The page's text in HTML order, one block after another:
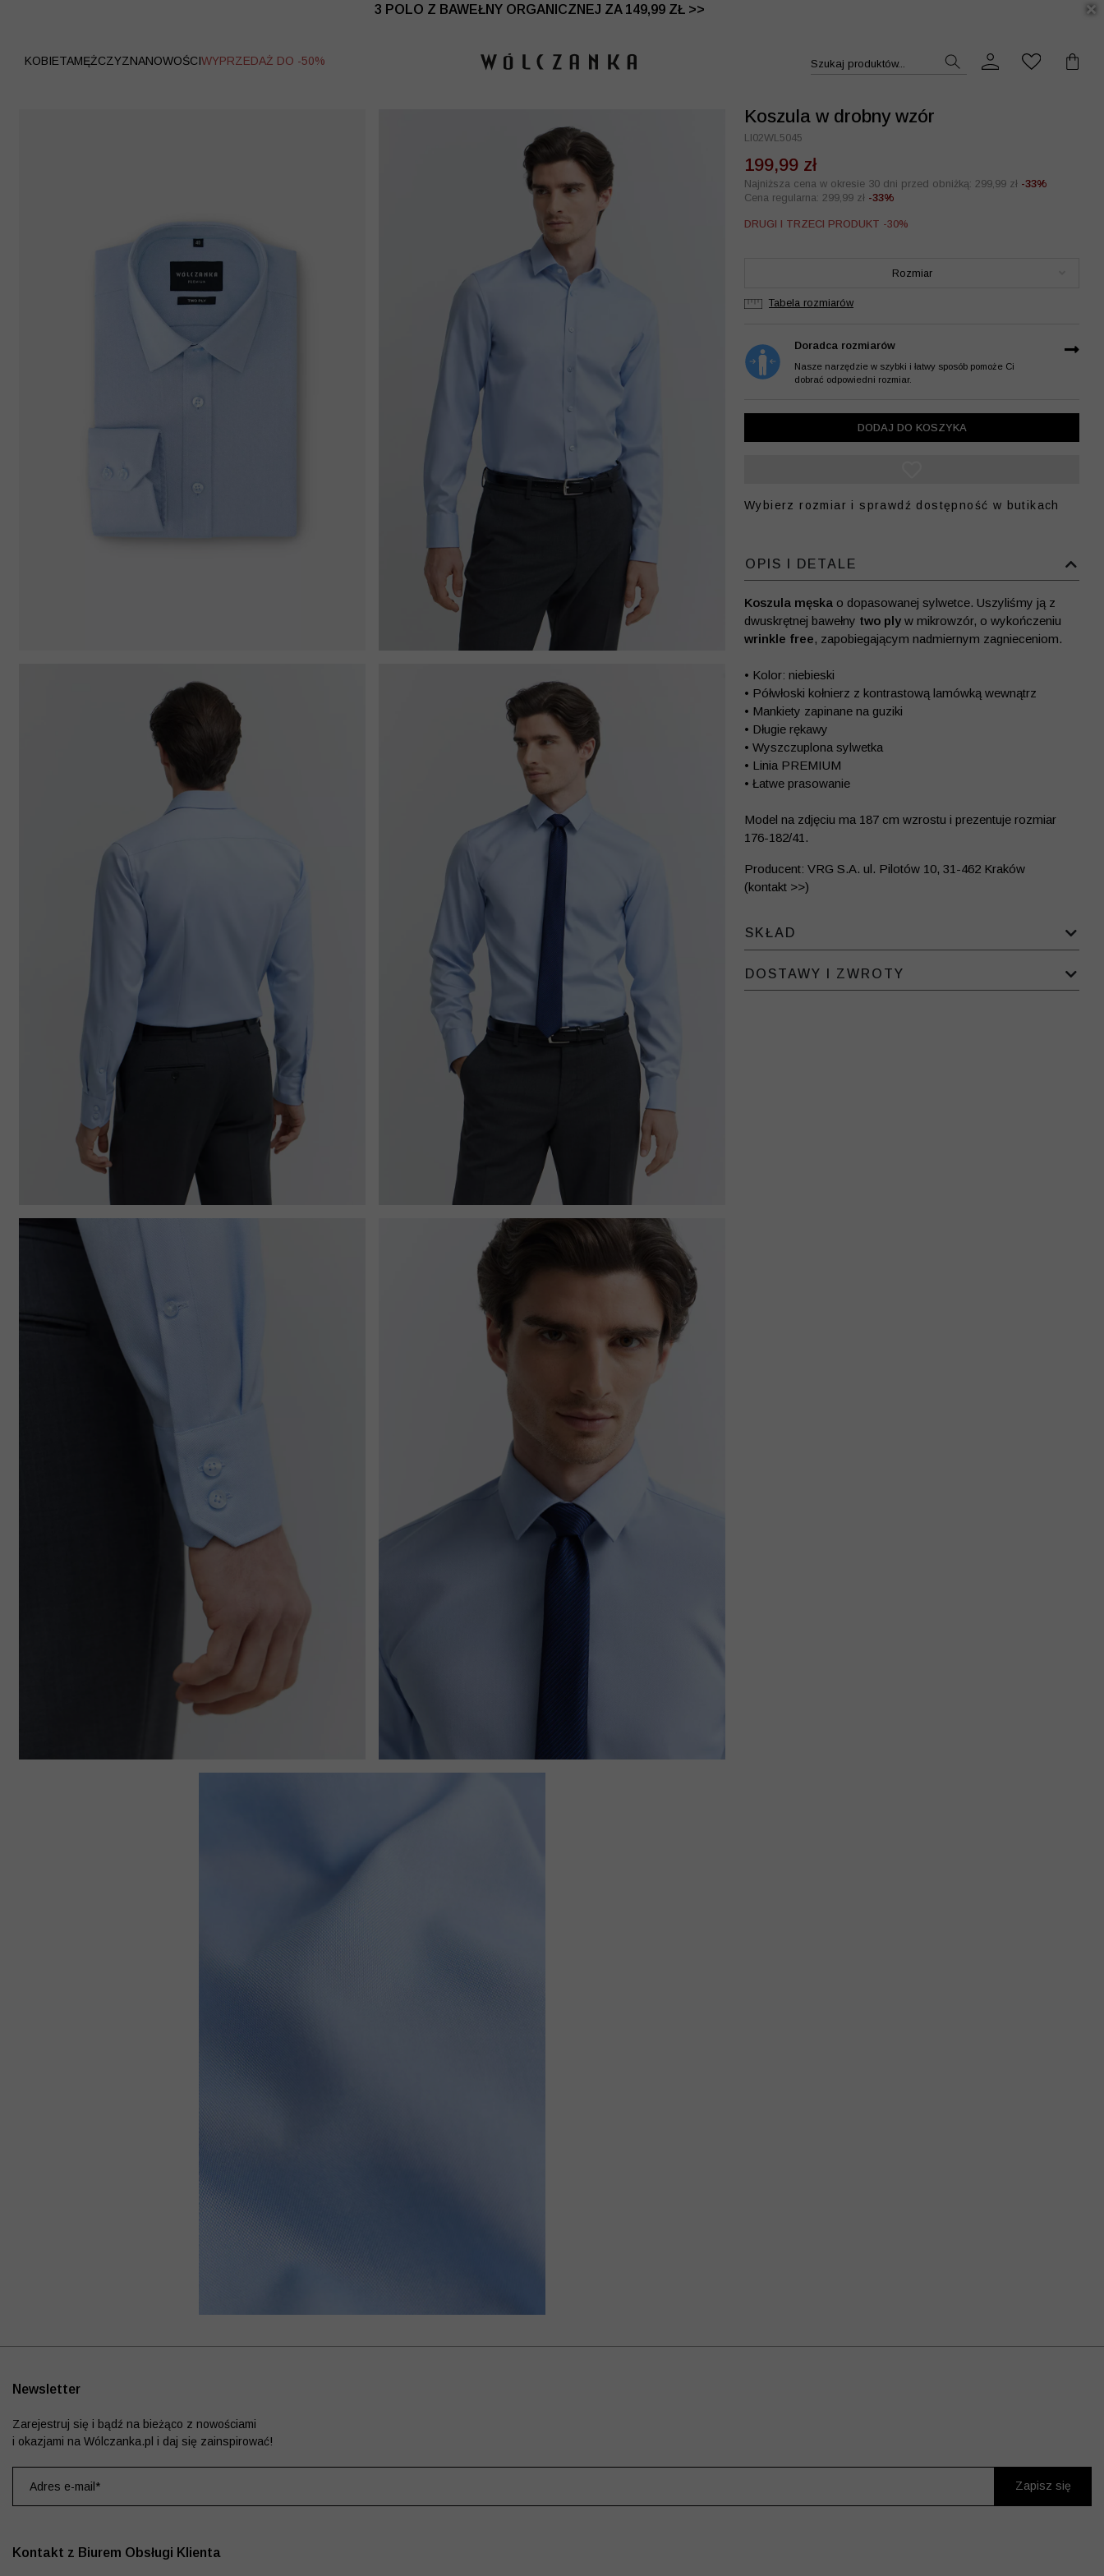
3 POLO Z BAWEŁNY ORGANICZNEJ ZA 149,99 ZŁ >>
WYPRZEDAŻ DO -50% | DODATKOWE -30% NA DRUGI I TRZECI PRODUKT >>
KOBIETAMĘŻCZYZNANOWOŚCIWYPRZEDAŻ DO -50% Szukaj produktów...
Koszula w drobny wzór
LI02WL5045
199,99 zł
Najniższa cena w okresie 30 dni przed obniżką: 299,99 zł -33%
Cena regularna: 299,99 zł -33%
DRUGI I TRZECI PRODUKT -30%
Rozmiar
Tabela rozmiarów
Doradca rozmiarów
Nasze narzędzie w szybki i łatwy sposób pomoże Ci
dobrać odpowiedni rozmiar.
DODAJ DO KOSZYKA
Wybierz rozmiar i sprawdź dostępność w butikach
OPIS I DETALE
Koszula męska o dopasowanej sylwetce. Uszyliśmy ją z
dwuskrętnej bawełny two ply w mikrowzór, o wykończeniu
wrinkle free, zapobiegającym nadmiernym zagnieceniom.
• Kolor: niebieski
• Półwłoski kołnierz z kontrastową lamówką wewnątrz
• Mankiety zapinane na guziki
• Długie rękawy
• Wyszczuplona sylwetka
• Linia PREMIUM
• Łatwe prasowanie
Model na zdjęciu ma 187 cm wzrostu i prezentuje rozmiar
176-182/41.
Producent: VRG S.A. ul. Pilotów 10, 31-462 Kraków
(kontakt >>)
SKŁAD
DOSTAWY I ZWROTY
Kontakt z Biurem Obsługi Klienta
Newsletter
Zarejestruj się i bądź na bieżąco z nowościami
i okazjami na Wólczanka.pl i daj się zainspirować!